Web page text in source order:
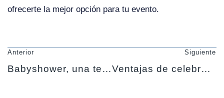
ofrecerte la mejor opción para tu evento.
Anterior
Babyshower, una tendencia en alza
Siguiente
Ventajas de celebrar la boda en otoño